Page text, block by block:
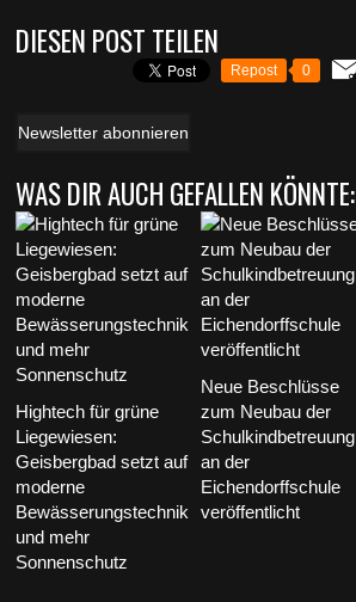
DIESEN POST TEILEN
Repost 0
Newsletter abonnieren
WAS DIR AUCH GEFALLEN KÖNNTE:
Hightech für grüne
Liegewiesen:
Geisbergbad setzt auf
moderne
Bewässerungstechnik
und mehr
Sonnenschutz
Neue Beschlüsse
zum Neubau der
Schulkindbetreuung
an der
Eichendorffschule
veröffentlicht